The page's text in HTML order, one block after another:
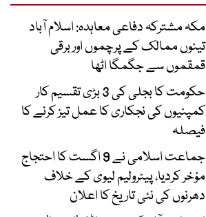
مکہ مشترکہ دفاعی معاہدہ: اسلام آباد
تینوں ممالک کے پرچموں اور برقی
قمقموں سے جگمگا اٹھا
حکومت کا بجلی کی 3 بڑی تقسیم کار
کمپنیوں کی نجکاری کا عمل تیز کرنے کا
فیصلہ
جماعت اسلامی نے 9 اگست کا احتجاج
مؤخر کردیا، پیٹرولیم لیوی کے خلاف
دھرنوں کی نئی تاریخ کا اعلان